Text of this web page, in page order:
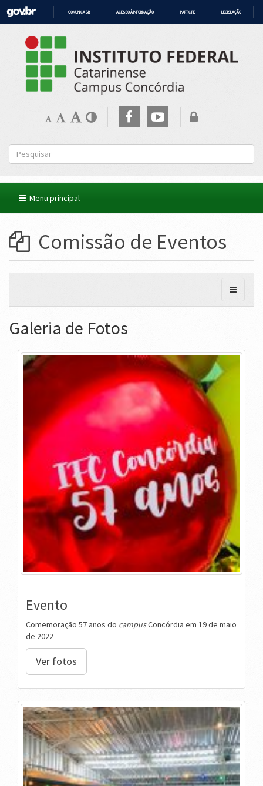
CONTEÚDO
COMUNICA BR ACESSO À INFORMAÇÃO PARTICIPE LEGISLAÇÃO
Menu principal
Comissão de Eventos
Galeria de Fotos
Evento
Comemoração 57 anos do campusConcórdia em 19 de maio
de 2022
Ver fotos